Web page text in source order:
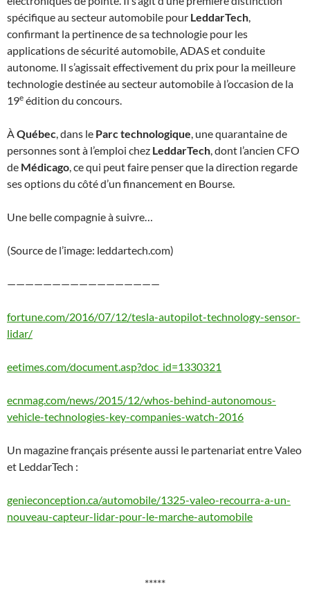
spécifique au secteur automobile pour LeddarTech,
confirmant la pertinence de sa technologie pour les
applications de sécurité automobile, ADAS et conduite
autonome. Il s’agissait effectivement du prix pour la meilleure
technologie destinée au secteur automobile à l’occasion de la
19e édition du concours.
ÀQuébec, dans le Parc technologique, une quarantaine de
personnes sont à l’emploi chez LeddarTech, dont l’ancien CFO
de Médicago, ce qui peut faire penser que la direction regarde
ses options du côté d’un financement en Bourse.
Une belle compagnie à suivre…
(Source de l’image: leddartech.com)
—————————————————
fortune.com/2016/07/12/tesla-autopilot-technology-sensor-
lidar/
eetimes.com/document.asp?doc_id=1330321
ecnmag.com/news/2015/12/whos-behind-autonomous-
vehicle-technologies-key-companies-watch-2016
Un magazine français présente aussi le partenariat entre Valeo
et LeddarTech :
genieconception.ca/automobile/1325-valeo-recourra-a-un-
nouveau-capteur-lidar-pour-le-marche-automobile
*****